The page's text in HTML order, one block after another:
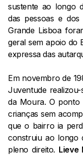
sustente ao longo
das pessoas e
Grande Lisboa
geral sem apoio do
expressa das
Em novembro de
Juventude
da Moura. O ponto
crianças sem
que o bairro ia
construiu ao longo
pleno direito. Lieve